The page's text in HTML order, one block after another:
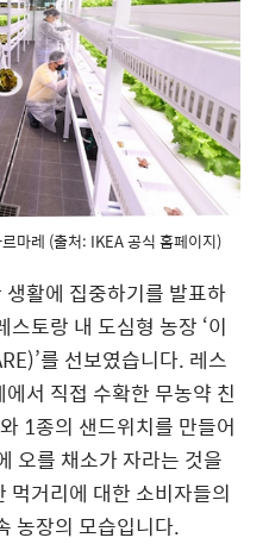
마레 (출처: IKEA 공식 홈페이지)
활에 집중하기를 발표하
토랑 내 도심형 농장 ‘이
를 선보였습니다. 레스
서 직접 수확한 무농약 친
1종의 샌드위치를 만들어
오를 채소가 자라는 것을
먹거리에 대한 소비자들의
농장의 모습입니다.